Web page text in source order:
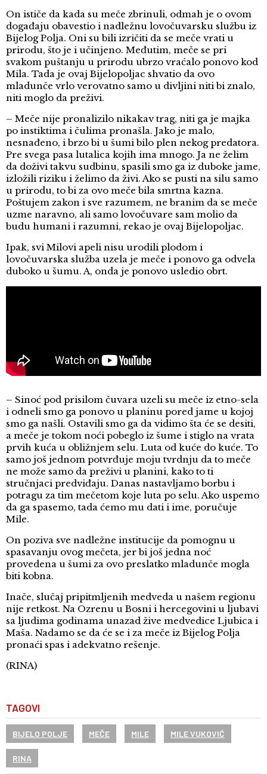
On ističe da kada su meče zbrinuli, odmah je o ovom
događaju obavestio i nadležnu lovočuvarsku službu iz
Bijelog Polja. Oni su bili izričiti da se meče vrati u
prirodu, što je i učinjeno. Međutim, meče se pri
svakom puštanju u prirodu ubrzo vraćalo ponovo kod
Mila. Tada je ovaj Bijelopoljac shvatio da ovo
mladunče vrlo verovatno samo u divljini niti bi znalo,
niti moglo da preživi.
– Meče nije pronalizilo nikakav trag, niti ga je majka
po instiktima i čulima pronašla. Jako je malo,
nesnađeno, i brzo bi u šumi bilo plen nekog predatora.
Pre svega pasa lutalica kojih ima mnogo. Ja ne želim
da doživi takvu sudbinu, spasili smo ga iz duboke jame,
izložili riziku i želimo da živi. Ako se pusti na silu samo
u prirodu, to bi za ovo meče bila smrtna kazna.
Poštujem zakon i sve razumem, ne branim da se meče
uzme naravno, ali samo lovočuvare sam molio da
budu humani i razumni, rekao je ovaj Bijelopoljac.
Ipak, svi Milovi apeli nisu urodili plodom i
lovočuvarska služba uzela je meče i ponovo ga odvela
duboko u šumu. A, onda je ponovo usledio obrt.
– Sinoć pod prisilom čuvara uzeli su meče iz etno-sela
i odneli smo ga ponovo u planinu pored jame u kojoj
smo ga našli. Ostavili smo ga da vidimo šta će se desiti,
a meče je tokom noći pobeglo iz šume i stiglo na vrata
prvih kuća u obližnjem selu. Luta od kuće do kuće. To
samo još jednom potvrđuje moju tvrdnju da to meče
ne može samo da preživi u planini, kako to ti
stručnjaci predviđaju. Danas nastavljamo borbu i
potragu za tim mečetom koje luta po selu. Ako uspemo
da ga spasemo, tada ćemo mu dati i ime, poručuje
Mile.
On poziva sve nadležne institucije da pomognu u
spasavanju ovog mečeta, jer bi još jedna noć
provedena u šumi za ovo preslatko mladunče mogla
biti kobna.
Inače, slučaj pripitmljenih medveda u našem regionu
nije retkost. Na Ozrenu u Bosni i hercegovini u ljubavi
sa ljudima godinama unazad žive medvedice Ljubica i
Maša. Nadamo se da će se i za meče iz Bijelog Polja
pronaći spas i adekvatno rešenje.
(RINA)
TAGOVI
BIJELO POLJE MEČE MILE MILE VUKOVIĆ
RINA